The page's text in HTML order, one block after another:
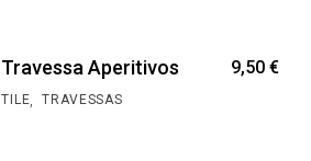
Travessa Aperitivos 9,50 €
TILE, TRAVESSAS